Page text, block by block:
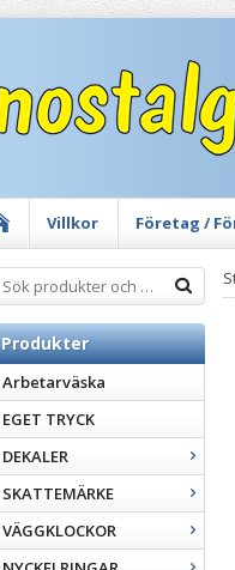
Villkor Företag /
Produkter
Arbetarväska
EGET TRYCK
DEKALER
SKATTEMÄRKE
VÄGGKLOCKOR